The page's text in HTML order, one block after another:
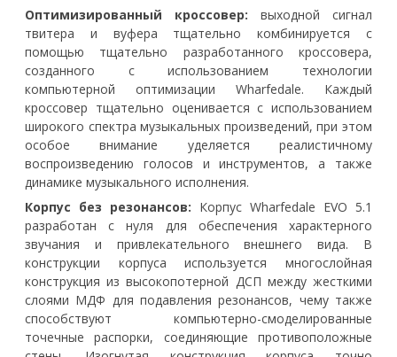
Оптимизированный кроссовер:
выходной сигнал
твитера и вуфера тщательно комбинируется с
помощью тщательно разработанного кроссовера,
созданного с использованием технологии
компьютерной оптимизации Wharfedale. Каждый
кроссовер тщательно оценивается с использованием
широкого спектра музыкальных произведений, при этом
особое внимание уделяется реалистичному
воспроизведению голосов и инструментов, а также
динамике музыкального исполнения.
Корпус без резонансов: Корпус Wharfedale EVO 5.1
разработан с нуля для обеспечения характерного
звучания и привлекательного внешнего вида. В
конструкции корпуса используется многослойная
конструкция из высокопотерной ДСП между жесткими
слоями МДФ для подавления резонансов, чему также
способствуют компьютерно-смоделированные
точечные распорки, соединяющие противоположные